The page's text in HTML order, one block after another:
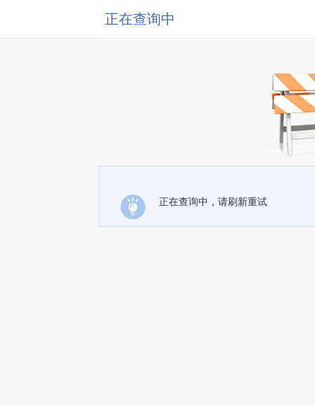
正在查询中
正在查询中，请刷新重试